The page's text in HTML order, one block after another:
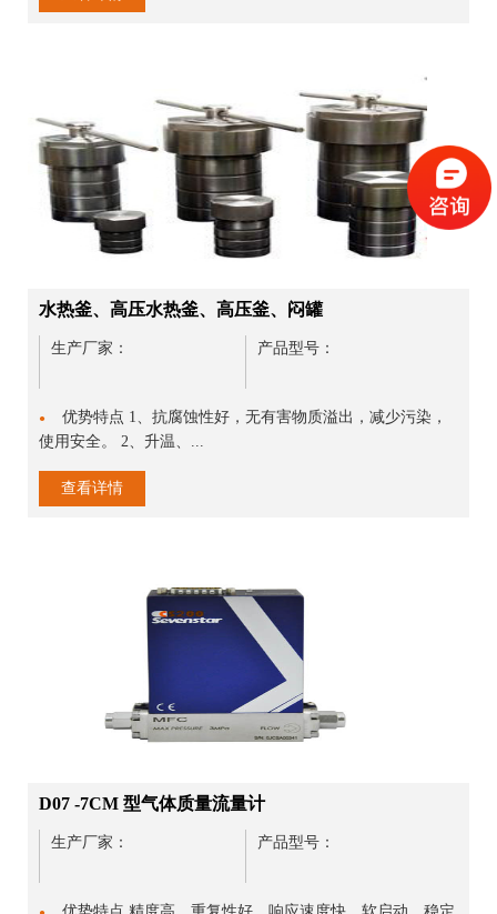
水热釜、高压水热釜、高压釜、闷罐
生产厂家： 产品型号：
●
优势特点 1、抗腐蚀性好，无有害物质溢出，减少污染，
使用安全。 2、升温、...
查看详情
D07 -7CM 型气体质量流量计
生产厂家： 产品型号：